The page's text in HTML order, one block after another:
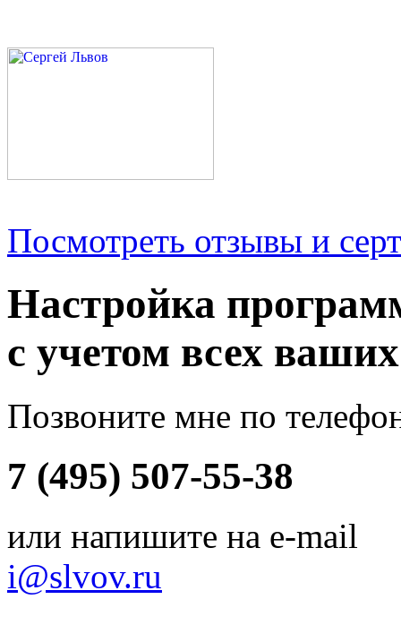
Посмотреть отзывы и
Настройка
с учетом всех
Позвоните мне по
7 (495) 507-55-38
или напишите на e-mail
i@slvov.ru